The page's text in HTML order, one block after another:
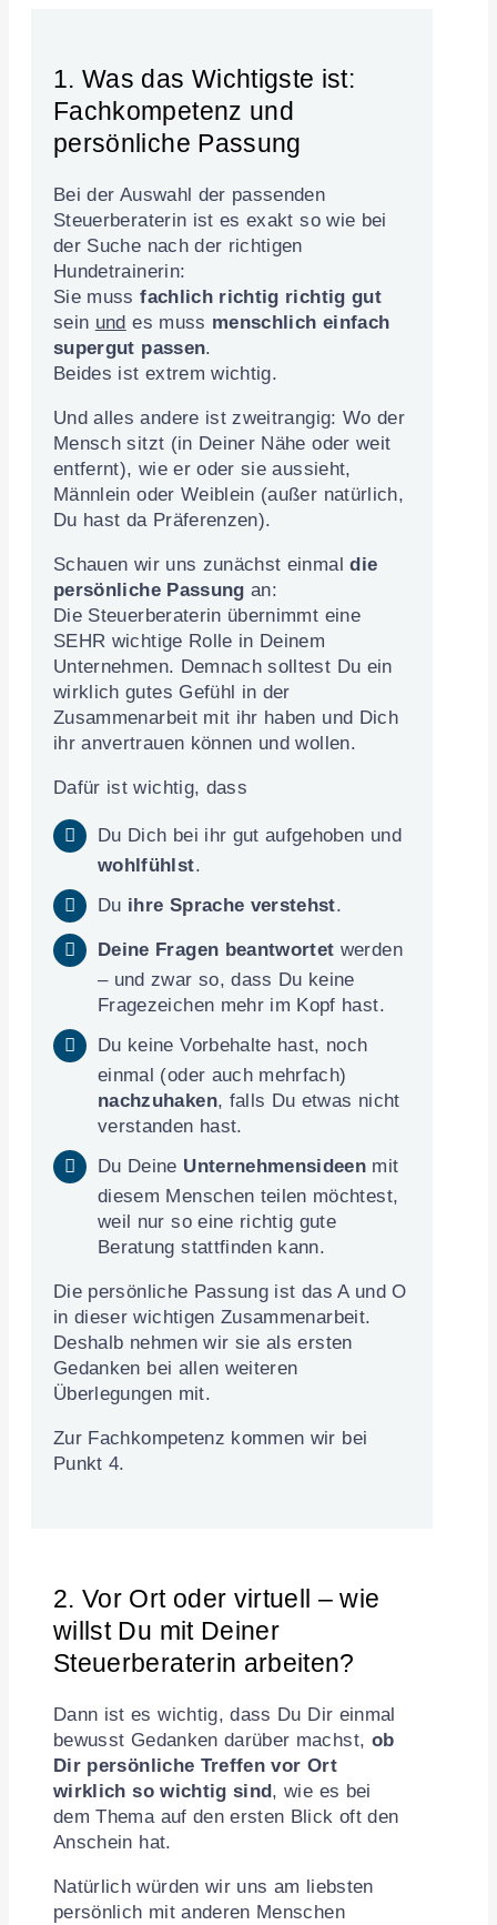
1. Was das Wichtigste ist:
Fachkompetenz und
persönliche Passung
Bei der Auswahl der passenden
Steuerberaterin ist es exakt so wie bei
der Suche nach der richtigen
Hundetrainerin:
Sie mussfachlich richtig richtig gut
sein und es muss menschlich einfach
supergut passen.
Beides ist extrem wichtig.
Und alles andere ist zweitrangig: Wo der
Mensch sitzt (in Deiner Nähe oder weit
entfernt), wie er oder sie aussieht,
Männlein oder Weiblein (außer natürlich,
Du hast da Präferenzen).
Schauen wir uns zunächst einmaldie
persönliche Passung an:
Die Steuerberaterin übernimmt eine
SEHR wichtige Rolle in Deinem
Unternehmen. Demnach solltest Du ein
wirklich gutes Gefühl in der
Zusammenarbeit mit ihr haben und Dich
ihr anvertrauen können und wollen.
Dafür ist wichtig, dass
Du Dich bei ihr gut aufgehoben und
wohlfühlst.
Du ihre Sprache verstehst.
Deine Fragen beantwortet werden
– und zwar so, dass Du keine
Fragezeichen mehr im Kopf hast.
Du keine Vorbehalte hast, noch
einmal (oder auch mehrfach)
nachzuhaken, falls Du etwas nicht
verstanden hast.
Du Deine Unternehmensideen mit
diesem Menschen teilen möchtest,
weil nur so eine richtig gute
Beratung stattfinden kann.
Die persönliche Passung ist das A und O
in dieser wichtigen Zusammenarbeit.
Deshalb nehmen wir sie als ersten
Gedanken bei allen weiteren
Überlegungen mit.
Zur Fachkompetenz kommen wir bei
Punkt 4.
2. Vor Ort oder virtuell – wie
willst Du mit Deiner
Steuerberaterin arbeiten?
Dann ist es wichtig, dass Du Dir einmal
bewusst Gedanken darüber machst, ob
Dir persönliche Treffen vor Ort
wirklich so wichtig sind , wie es bei
dem Thema auf den ersten Blick oft den
Anschein hat.
Natürlich würden wir uns am liebsten
persönlich mit anderen Menschen